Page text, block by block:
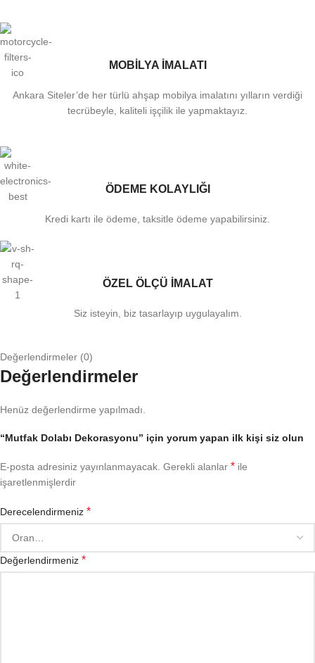
MOBİLYA İMALATI
Ankara Siteler’de her türlü ahşap mobilya imalatını yılların verdiği
tecrübeyle, kaliteli işçilik ile yapmaktayız.
ÖDEME KOLAYLIĞI
Kredi kartı ile ödeme, taksitle ödeme yapabilirsiniz.
ÖZEL ÖLÇÜ İMALAT
Siz isteyin, biz tasarlayıp uygulayalım.
Değerlendirmeler (0)
Değerlendirmeler
Henüz değerlendirme yapılmadı.
“Mutfak Dolabı Dekorasyonu” için yorum yapan ilk kişi siz olun
E-posta adresiniz yayınlanmayacak. Gerekli alanlar * ile
işaretlenmişlerdir
Derecelendirmeniz *
Değerlendirmeniz *